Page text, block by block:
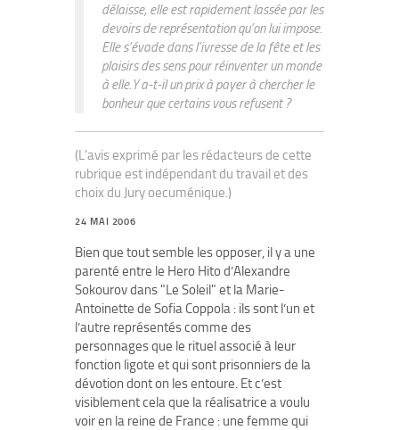
délaisse, elle est rapidement lassée par les
devoirs de représentation qu’on lui impose.
Elle s’évade dans l’ivresse de la fête et les
plaisirs des sens pour réinventer un monde
à elle.Y a-t-il un prix à payer à chercher le
bonheur que certains vous refusent ?
(L'avis exprimé par les rédacteurs de cette
rubrique est indépendant du travail et des
choix du Jury oecuménique.)
24 MAI 2006
Bien que tout semble les opposer, il y a une
parenté entre le Hero Hito d’Alexandre
Sokourov dans "Le Soleil" et la Marie-
Antoinette de Sofia Coppola : ils sont l’un et
l’autre représentés comme des
personnages que le rituel associé à leur
fonction ligote et qui sont prisonniers de la
dévotion dont on les entoure. Et c’est
visiblement cela que la réalisatrice a voulu
voir en la reine de France : une femme qui